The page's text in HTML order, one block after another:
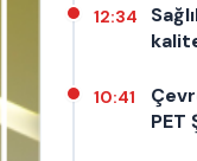
12:34
kalite ve
10:41
PET